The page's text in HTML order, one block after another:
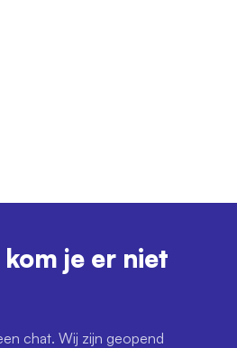
je er niet
chat. Wij zijn geopend